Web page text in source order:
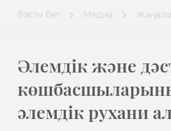
Басты бет Медиа
Әлемдік және
әлемдік рухани